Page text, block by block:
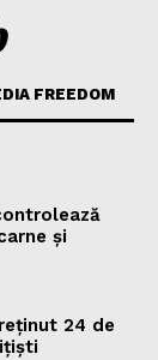
FREEDOM
și
24 de